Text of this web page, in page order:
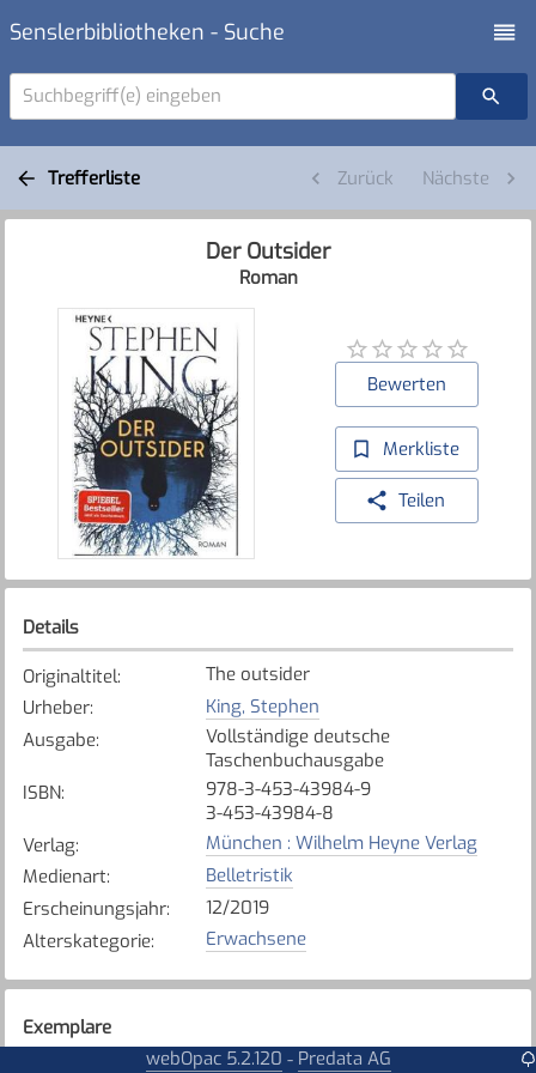
Senslerbibliotheken - Suche
Suchbegriff(e) eingeben
Trefferliste Zurück Nächste
Der Outsider
Roman
Bewerten
Merkliste
Teilen
Details
Originaltitel:
The outsider
Urheber:
King, Stephen
Ausgabe:
Vollständige deutsche
Taschenbuchausgabe
ISBN:
978-3-453-43984-9
3-453-43984-8
Verlag:
München : Wilhelm Heyne Verlag
Medienart:
Belletristik
Erscheinungsjahr:
12/2019
Alterskategorie: Erwachsene
Exemplare
webOpac 5.2.120 - Predata AG